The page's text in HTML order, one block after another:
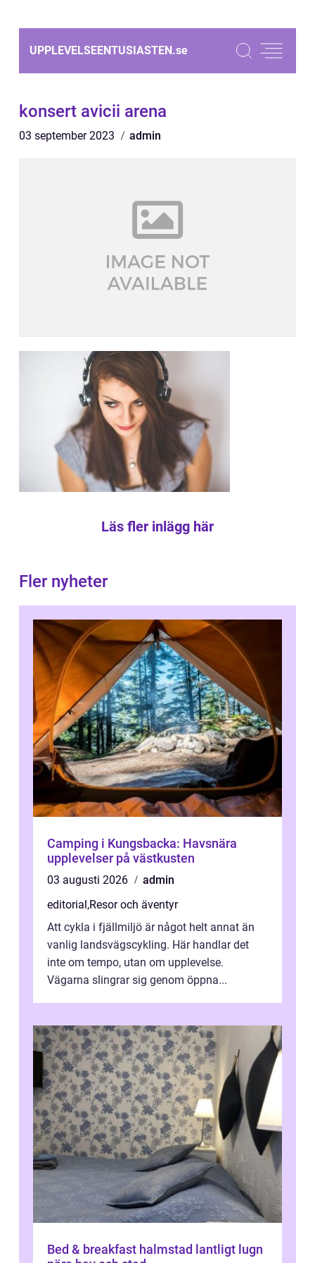
UPPLEVELSEENTUSIASTEN.se
konsert avicii arena
03 september 2023 admin
Läs fler inlägg här
Fler nyheter
Camping i Kungsbacka: Havsnära
upplevelser på västkusten
03 augusti 2026
admin
editorial,Resor och äventyr
Att cykla i fjällmiljö är något helt annat än
vanlig landsvägscykling. Här handlar det
inte om tempo, utan om upplevelse.
Vägarna slingrar sig genom öppna...
Bed & breakfast halmstad lantligt lugn